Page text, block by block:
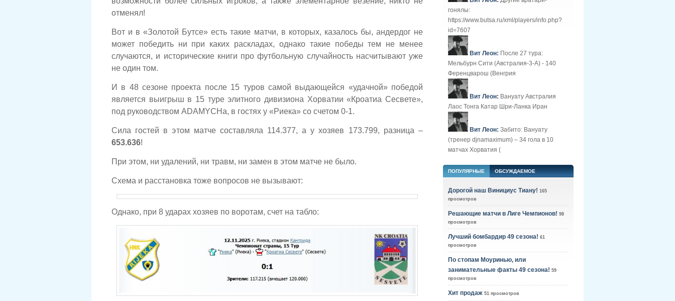
отменял!
Вот и в «Золотой Бутсе» есть такие матчи, в которых, казалось бы, андердог не
может победить ни при каких раскладах, однако такие победы тем не менее
случаются, и исторические книги про футбольную случайность насчитывают уже
не один том.
И в 48 сезоне проекта после 15 туров самой выдающейся «удачной» победой
является выигрыш в 15 туре элитного дивизиона Хорватии «Кроатиа Сесвете»,
под руководством ADAMYCHа, в гостях у «Риека» со счетом 0-1.
Сила гостей в этом матче составляла 114.377, а у хозяев 173.799, разница –
653.636!
При этом, ни удалений, ни травм, ни замен в этом матче не было.
Схема и расстановка тоже вопросов не вызывают:
Однако, при 8 ударах хозяев по воротам, счет на табло:
гонялы:
https://www.butsa.ru/xml/players/info.php?
id=7607
Вит Леон: После 27 тура:
Мельбурн Сити (Австралия-3-А) - 140
Ференцварош (Венгрия
Вит Леон: Вануату Австралия
Лаос Тонга Катар Шри-Ланка Иран
Вит Леон: Забито: Вануату
(тренер djnamaximum) – 34 гола в 10
матчах Хорватия (
ПОПУЛЯРНЫЕ ОБСУЖДАЕМОЕ
Дорогой наш Винициус Тиану! 165
просмотров
Решающие матчи в Лиге Чемпионов! 98
просмотров
Лучший бомбардир 49 сезона! 61
просмотров
По стопам Моуринью, или
занимательные факты 49 сезона! 59
просмотров
Хит продаж 51 просмотров